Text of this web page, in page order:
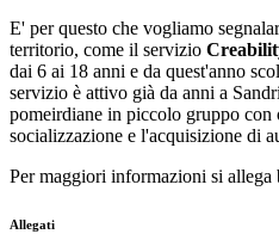
E' per questo che vogliamo
territorio, come il servizio
dai 6 ai 18 anni e da quest'anno
servizio è attivo già da anni a
pomeirdiane in piccolo gruppo
socializzazione e l'acquisizione di
Per maggiori informazioni si allega
Allegati